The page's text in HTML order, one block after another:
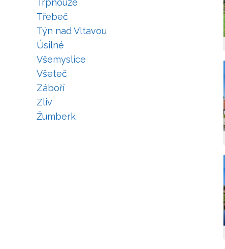
Trpnouze
Třebeč
Týn nad Vltavou
Úsilné
Všemyslice
Všeteč
Záboří
Zliv
Žumberk